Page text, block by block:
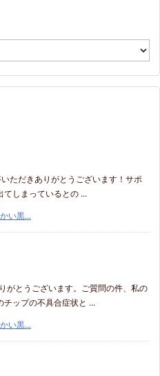
ただきありがとうございます！サポ
しまっているとの ...
い黒...
がとうございます。ご質問の件、私の
ップの不具合症状と ...
い黒...